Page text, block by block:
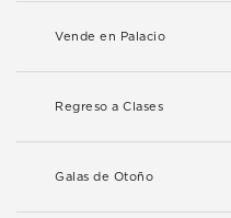
Vende en Palacio
Regreso a Clases
Galas de Otoño